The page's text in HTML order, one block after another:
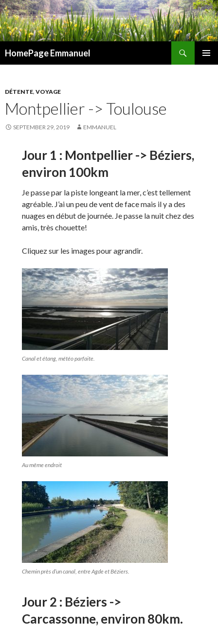
HomePage Emmanuel
DÉTENTE, VOYAGE
Montpellier -> Toulouse
SEPTEMBER 29, 2019 EMMANUEL
Jour 1 : Montpellier -> Béziers,
environ 100km
Je passe par la piste longeant la mer, c’est tellement
agréable. J’ai un peu de vent de face mais il y a des
nuages en début de journée. Je passe la nuit chez des
amis, très chouette!
Cliquez sur les images pour agrandir.
Canal et étang, météo parfaite.
Au même endroit
Chemin près d’un canal, entre Agde et Béziers.
Jour 2 : Béziers ->
Carcassonne, environ 80km.